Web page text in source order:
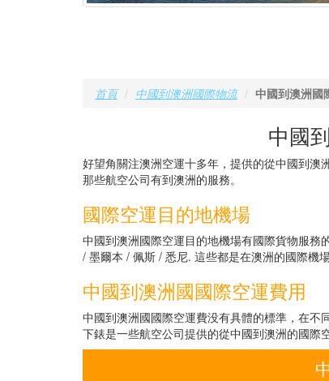
首頁 中國到澳洲國際物流 中國到澳洲國
中國
好望角關注澳洲空運十多年，提供的從中國到
那些航空公司有到澳洲的服務。
國際空運目的地機場
中國到澳洲國際空運目的地機場有國際貨物服
/ 墨爾本 / 佩斯 / 悉尼. 這些都是在澳洲的國際機
中國到澳洲國國際空運費用
中國到澳洲國國際空運費没有具體的標準，在
下錶是一些航空公司提供的從中國到澳洲的國